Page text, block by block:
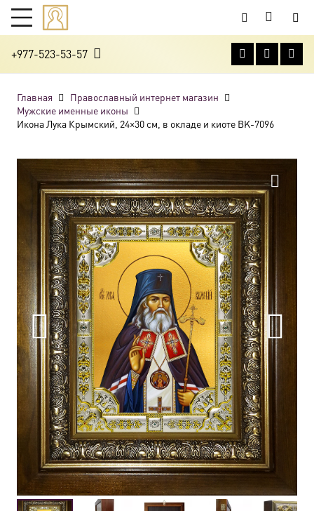
+977-523-53-57
Главная
Православный интернет магазин
Мужские именные иконы
Икона Лука Крымский, 24×30 см, в окладе и киоте BK-7096